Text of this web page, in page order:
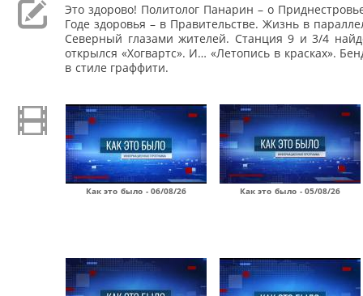
Это здорово! Политолог Панарин – о
Годе здоровья – в Правительстве. Жизнь в
Северный глазами жителей. Станция 9 и 3/4
открылся «Хогвартс». И… «Летопись в красках».
в стиле граффити.
Как это было - 06/08/26 Как это было - 05/08/26